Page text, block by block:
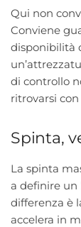
Qui non
Conviene
disponibilità
di controllo
ritrovarsi
Spinta,
La spinta
a definire un
differenza è
accelera in